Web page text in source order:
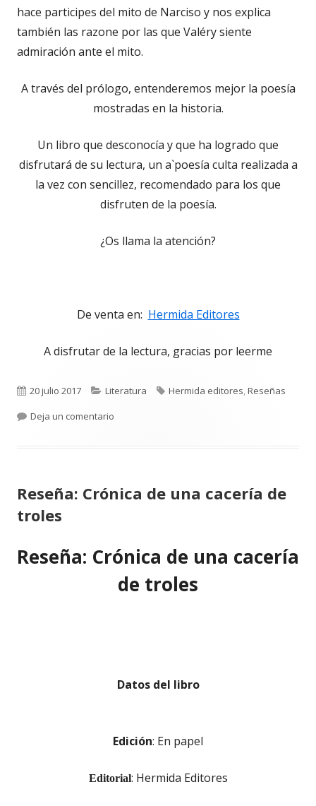
hace participes del mito de Narciso y nos explica
también las razone por las que Valéry siente
admiración ante el mito.
A través del prólogo, entenderemos mejor la poesía
mostradas en la historia.
Un libro que desconocía y que ha logrado que
disfrutará de su lectura, un a`poesía culta realizada a
la vez con sencillez, recomendado para los que
disfruten de la poesía.
¿Os llama la atención?
De venta en: Hermida Editores
A disfrutar de la lectura, gracias por leerme
Publicado
el
20 julio 2017 Categorías
Literatura Etiquetas
Hermida editores,Reseñas
Deja un comentario
Reseña: Crónica de una cacería de
troles
Reseña: Crónica de una cacería
de troles
Datos del libro
Edición: En papel
Editorial: Hermida Editores